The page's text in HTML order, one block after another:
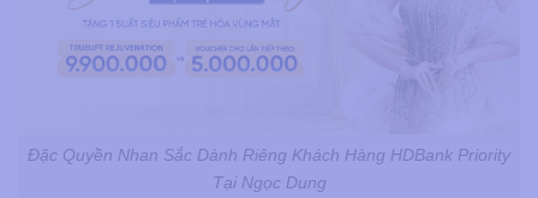
Đặc Quyền Nhan Sắc Dành Riêng Khách Hàng HDBank Priority
Tại Ngọc Dung